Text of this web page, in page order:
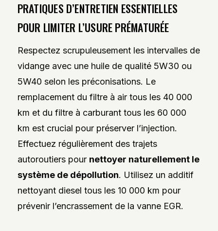
PRATIQUES D’ENTRETIEN ESSENTIELLES
POUR LIMITER L’USURE PRÉMATURÉE
Respectez scrupuleusement les intervalles de
vidange avec une huile de qualité 5W30 ou
5W40 selon les préconisations. Le
remplacement du filtre à air tous les 40 000
km et du filtre à carburant tous les 60 000
km est crucial pour préserver l’injection.
Effectuez régulièrement des trajets
autoroutiers pour nettoyer naturellement le
système de dépollution. Utilisez un additif
nettoyant diesel tous les 10 000 km pour
prévenir l’encrassement de la vanne EGR.